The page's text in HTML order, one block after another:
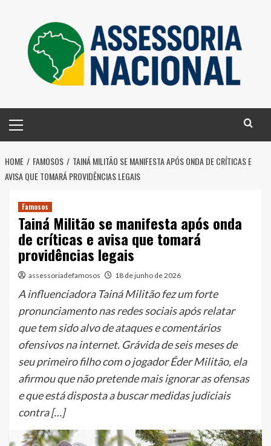
content
Menu
HOME FAMOSOS
TAINÁ MILITÃO SE MANIFESTA APÓS ONDA DE CRÍTICAS E
AVISA QUE TOMARÁ PROVIDÊNCIAS LEGAIS
Famosos
Tainá Militão se manifesta após onda
de críticas e avisa que tomará
providências legais
assessoriadefamosos 18 de junho de 2026
A influenciadora Tainá Militão fez um forte
pronunciamento nas redes sociais após relatar
que tem sido alvo de ataques e comentários
ofensivos na internet. Grávida de seis meses de
seu primeiro filho com o jogador Éder Militão, ela
afirmou que não pretende mais ignorar as ofensas
e que está disposta a buscar medidas judiciais
contra […]